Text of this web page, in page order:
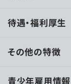
く、同チーム内
・チーム内の協
作業量の調整等を
待遇・福利厚生
その他の特徴
青少年雇用情報